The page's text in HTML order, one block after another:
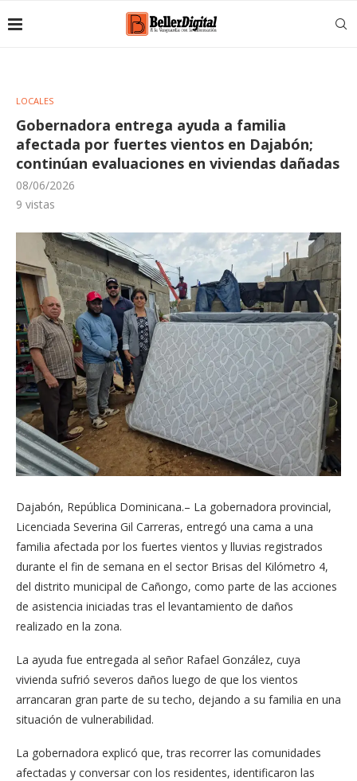
LOCALES
Gobernadora entrega ayuda a familia
afectada por fuertes vientos en Dajabón;
continúan evaluaciones en viviendas dañadas
08/06/2026
9 vistas
Dajabón, República Dominicana.– La gobernadora provincial,
Licenciada Severina Gil Carreras, entregó una cama a una
familia afectada por los fuertes vientos y lluvias registrados
durante el fin de semana en el sector Brisas del Kilómetro 4,
del distrito municipal de Cañongo, como parte de las acciones
de asistencia iniciadas tras el levantamiento de daños
realizado en la zona.
La ayuda fue entregada al señor Rafael González, cuya
vivienda sufrió severos daños luego de que los vientos
arrancaran gran parte de su techo, dejando a su familia en una
situación de vulnerabilidad.
La gobernadora explicó que, tras recorrer las comunidades
afectadas y conversar con los residentes, identificaron las